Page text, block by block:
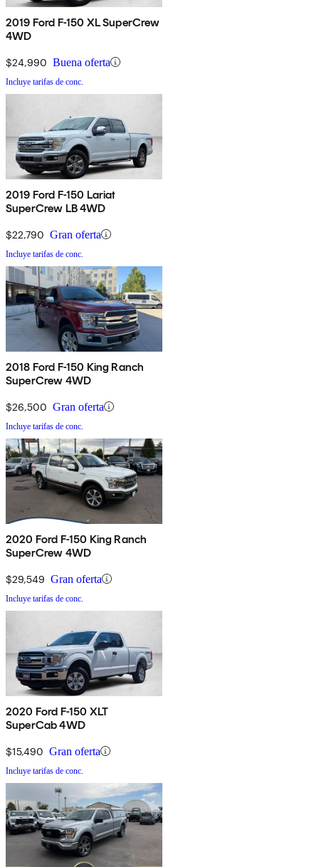
2019 Ford F-150 XL SuperCrew
4WD
$24,990 Buena oferta
Incluye tarifas de conc.
2019 Ford F-150 Lariat
SuperCrew LB 4WD
$22,790 Gran oferta
Incluye tarifas de conc.
2018 Ford F-150 King Ranch
SuperCrew 4WD
$26,500 Gran oferta
Incluye tarifas de conc.
2020 Ford F-150 King Ranch
SuperCrew 4WD
$29,549 Gran oferta
Incluye tarifas de conc.
2020 Ford F-150 XLT
SuperCab 4WD
$15,490 Gran oferta
Incluye tarifas de conc.